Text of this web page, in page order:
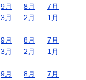
9月 8月
7月
3月 2月
1月
9月 8月
7月
3月 2月
1月
9月 8月
7月